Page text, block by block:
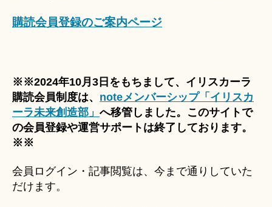
購読会員登録のご案内ページ
※※2024年10月3日をもちまして、イリスカーラ
購読会員制度は、 noteメンバーシップ「イリスカ
ーラ未来創造部」 へ移管しました。このサイトで
の会員登録や運営サポートは終了しております。
※※
会員ログイン・記事閲覧は、今まで通りしていた
だけます。